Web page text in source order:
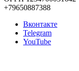
+79650887388
Вконтакте
Telegram
YouTube